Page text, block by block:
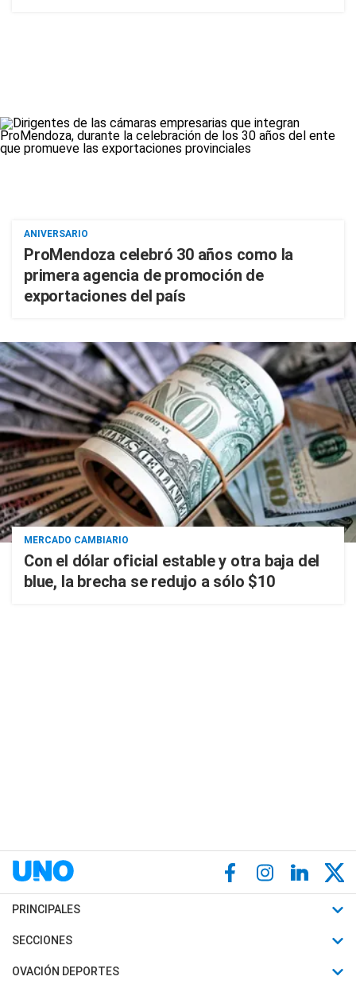
ANIVERSARIO
ProMendoza celebró 30 años como la
primera agencia de promoción de
exportaciones del país
MERCADO CAMBIARIO
Con el dólar oficial estable y otra baja del
blue, la brecha se redujo a sólo $10
PRINCIPALES
Últimas Noticias
Política
SECCIONES
Horóscopo
OVACIÓN DEPORTES